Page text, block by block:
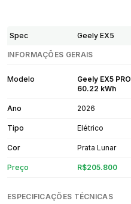
Spec Geely EX5
INFORMAÇÕES GERAIS
Modelo
Geely EX5 PRO
60.22 kWh
Ano 2026
Tipo Elétrico
Cor Prata Lunar
Preço R$205.800
ESPECIFICAÇÕES TÉCNICAS